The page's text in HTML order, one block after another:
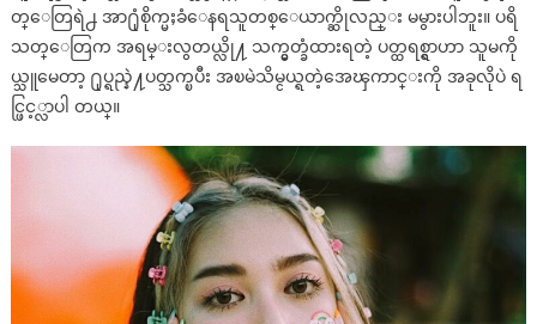
ပြီး
ဝေဖန်
ခံ
ရ
တွေ
ကြောင့်
ရ
တ္ေတြရဲ႕ အာ႐ုံစိုက္မႈခံေနရသူတစ္ေယာက္ဆိုလည္း မမွားပါဘူး။ ပရိ
သတ္ေတြက အရမ္းလွတယ္လို႔ သက္မွတ္ခံထားရတဲ့ ပတ္ထရစ္ရွာဟာ သူမကို
ယ္သူမေတာ့ ႐ုပ္ရည္နဲ႔ပတ္သက္ၿပီး အၿမဲသိမ္ငယ္ရတဲ့အေၾကာင္းကို အခုလိုပဲ ရ
င္ဖြင့္လာပါ တယ္။